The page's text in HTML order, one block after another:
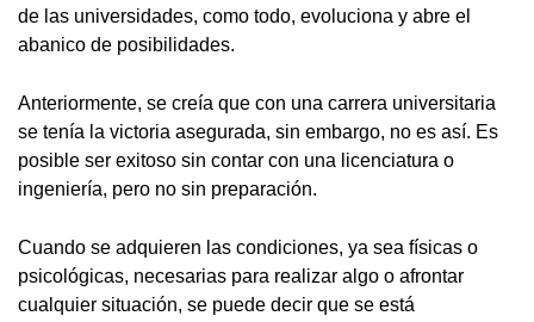
de las universidades, como todo, evoluciona y abre el
abanico de posibilidades.
Anteriormente, se creía que con una carrera universitaria
se tenía la victoria asegurada, sin embargo, no es así. Es
posible ser exitoso sin contar con una licenciatura o
ingeniería, pero no sin preparación.
Cuando se adquieren las condiciones, ya sea físicas o
psicológicas, necesarias para realizar algo o afrontar
cualquier situación, se puede decir que se está